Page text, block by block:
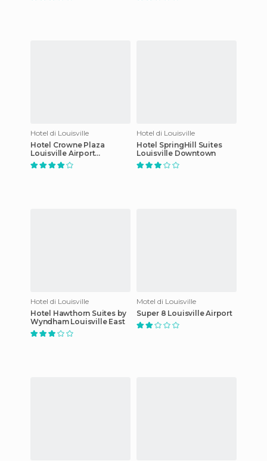
Hotel di Louisville
Hotel Crowne Plaza
Louisville Airport
Kentucky Expo Center
Hotel di Louisville
Hotel SpringHill Suites
Louisville Downtown
Hotel di Louisville
Hotel Hawthorn Suites by
Wyndham Louisville East
Motel di Louisville
Super 8 Louisville Airport